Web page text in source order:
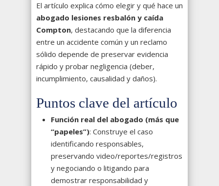
El artículo explica cómo elegir y qué hace un
abogado lesiones resbalón y caída
Compton, destacando que la diferencia
entre un accidente común y un reclamo
sólido depende de preservar evidencia
rápido y probar negligencia (deber,
incumplimiento, causalidad y daños).
Puntos clave del artículo
Función real del abogado (más que
“papeles”): Construye el caso
identificando responsables,
preservando video/reportes/registros
y negociando o litigando para
demostrar responsabilidad y